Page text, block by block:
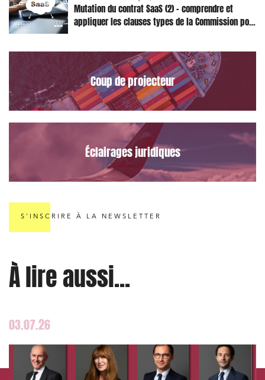
Mutation du contrat SaaS (2) – comprendre et
appliquer les clauses types de la Commission pour
Coup de projecteur
Éclairages juridiques
S'INSCRIRE À LA NEWSLETTER
À lire aussi...
03.07.26
Projets immobiliers
Environnement
Urbanisme et aménagement
Banque finance et assurance
Droit des sociétés et Fusions-Acquisitions
J'ai lu et j'accepte lapolitique de confidentialité